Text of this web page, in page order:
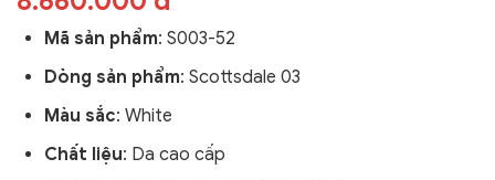
Mã sản phẩm: S003-52
Dòng sản phẩm: Scottsdale 03
Màu sắc: White
Chất liệu: Da cao cấp